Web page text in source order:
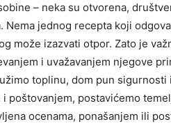
– neka su otvorena,
Nema jednog recepta koji
može izazvati otpor. Zato je
i uvažavanjem njegove
toplinu, dom pun
poštovanjem, postavićemo
ocenama, ponašanjem ili